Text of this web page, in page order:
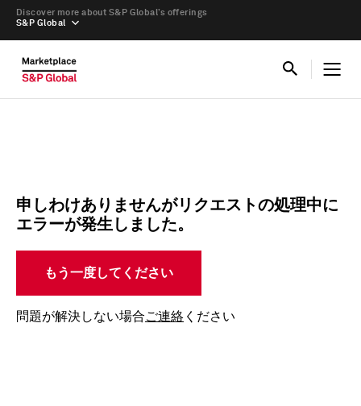
S&P Global
Discover more about S&P Global’s offerings
申しわけありませんがリクエストの処理中に
エラーが発生しました。
もう一度してください
問題が解決しない場合ご連絡 ください